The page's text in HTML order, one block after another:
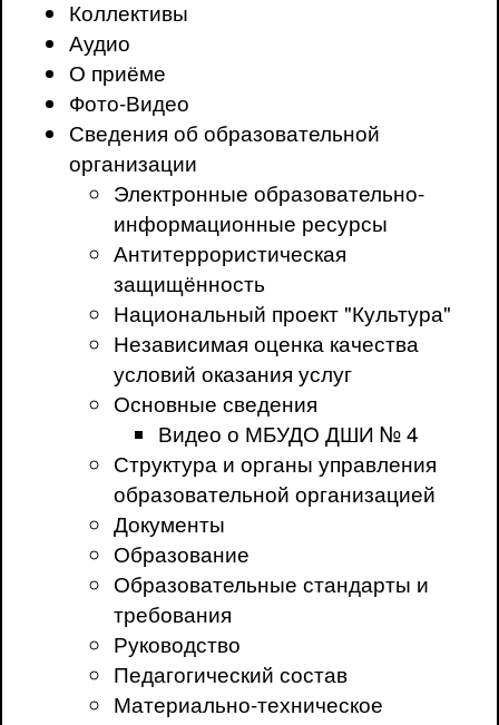
Коллективы
Аудио
О приёме
Фото-Видео
Сведения об образовательной
организации
Электронные образовательно-
информационные ресурсы
Антитеррористическая
защищённость
Национальный проект "Культура"
Независимая оценка качества
условий оказания услуг
Основные сведения
Видео о МБУДО ДШИ № 4
Структура и органы управления
образовательной организацией
Документы
Образование
Образовательные стандарты и
требования
Руководство
Педагогический состав
Материально-техническое